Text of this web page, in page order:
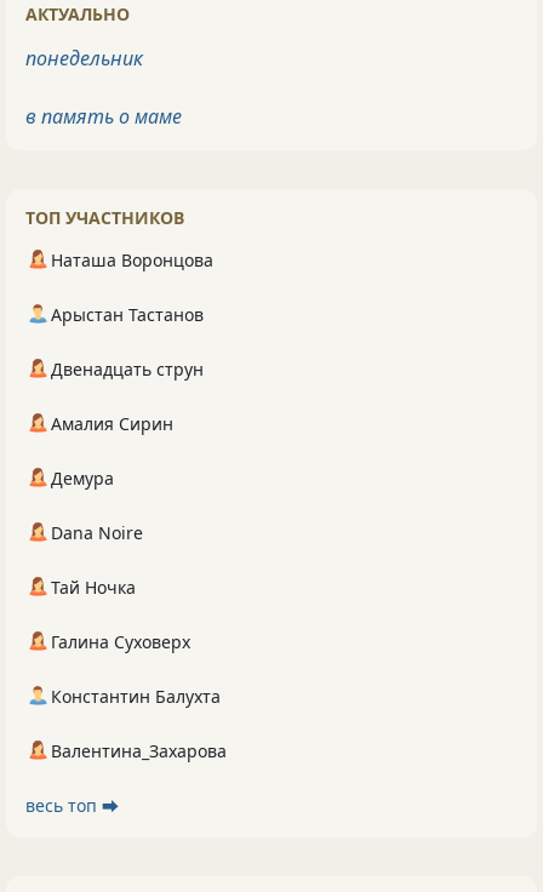
АКТУАЛЬНО
понедельник
в память о маме
ТОП УЧАСТНИКОВ
Наташа Воронцова
Арыстан Тастанов
Двенадцать струн
Амалия Сирин
Демура
Dana Noire
Тай Ночка
Галина Суховерх
Константин Балухта
Валентина_Захарова
весь топ ⮕